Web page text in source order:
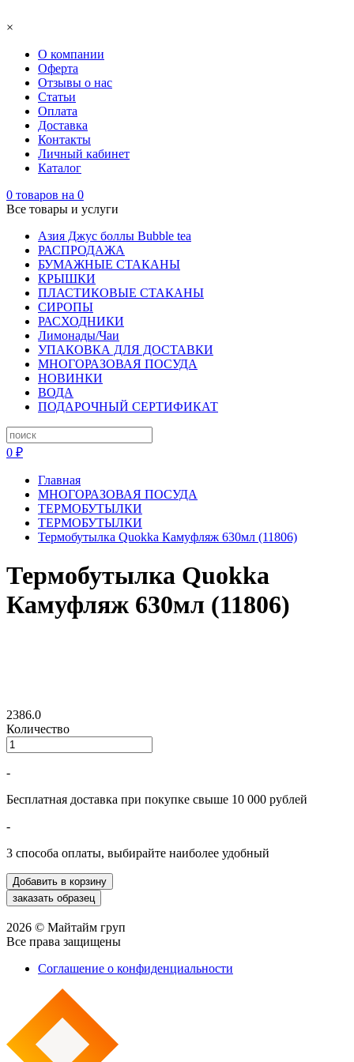
×
О компании
Оферта
Отзывы о нас
Статьи
Оплата
Доставка
Контакты
Личный кабинет
Каталог
0 товаров на 0
Все товары и услуги
Азия Джус боллы Bubble tea
РАСПРОДАЖА
БУМАЖНЫЕ СТАКАНЫ
КРЫШКИ
ПЛАСТИКОВЫЕ СТАКАНЫ
СИРОПЫ
РАСХОДНИКИ
Лимонады/Чаи
УПАКОВКА ДЛЯ ДОСТАВКИ
МНОГОРАЗОВАЯ ПОСУДА
НОВИНКИ
ВОДА
ПОДАРОЧНЫЙ СЕРТИФИКАТ
0 ₽
Главная
МНОГОРАЗОВАЯ ПОСУДА
ТЕРМОБУТЫЛКИ
ТЕРМОБУТЫЛКИ
Термобутылка Quokka Камуфляж 630мл (11806)
Термобутылка Quokka
Камуфляж 630мл (11806)
2386.0
Количество
-
Бесплатная доставка при покупке свыше 10 000 рублей
-
3 способа оплаты, выбирайте наиболее удобный
2026 © Майтайм груп
Все права защищены
Соглашение о конфиденциальности